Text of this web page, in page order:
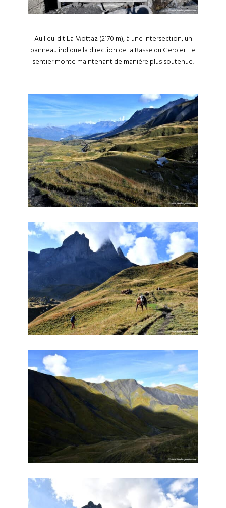
Au lieu-dit La Mottaz (2170 m), à une intersection, un
panneau indique la direction de la Basse du Gerbier. Le
sentier monte maintenant de manière plus soutenue.